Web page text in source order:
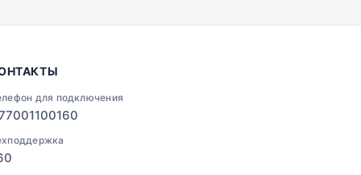
для подключения